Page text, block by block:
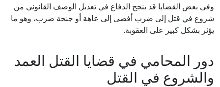
وفي بعض القضايا قد ينجح الدفاع في تعديل الوصف القانوني من
شروع في قتل إلى ضرب أفضى إلى عاهة أو جنحة ضرب، وهو ما
يؤثر بشكل كبير على العقوبة.
دور المحامي في قضايا القتل العمد
والشروع في القتل